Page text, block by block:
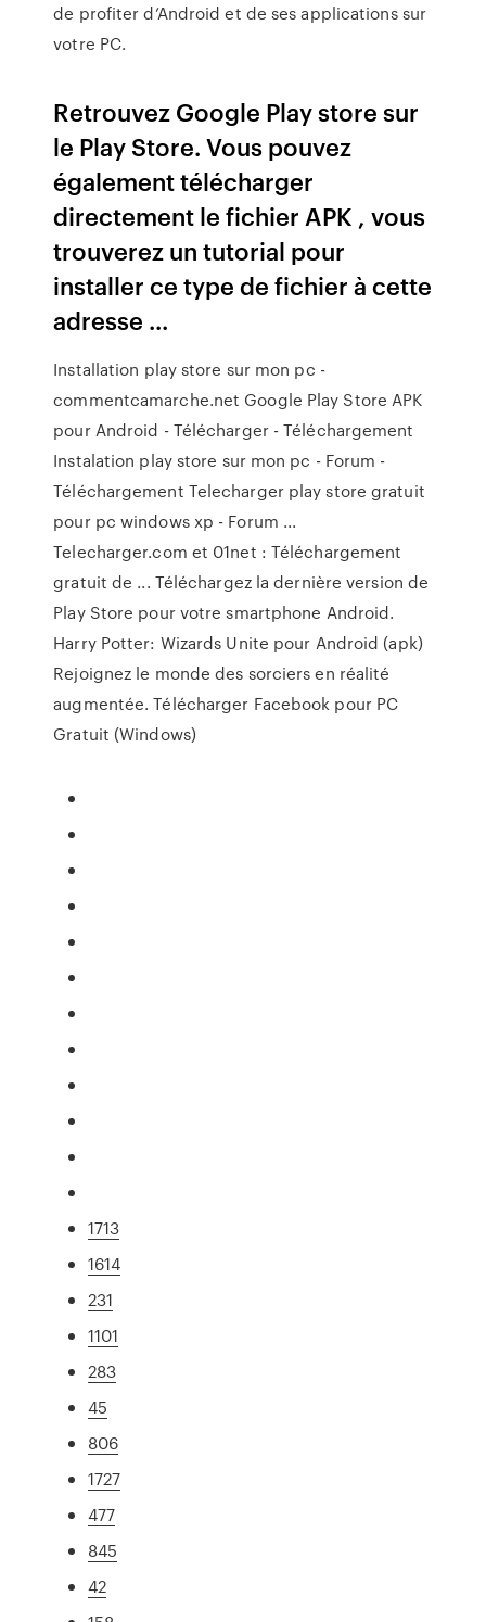
de profiter d’Android et de ses applications sur
votre PC.
Retrouvez Google Play store sur
le Play Store. Vous pouvez
également télécharger
directement le fichier APK , vous
trouverez un tutorial pour
installer ce type de fichier à cette
adresse ...
Installation play store sur mon pc -
commentcamarche.net Google Play Store APK
pour Android - Télécharger - Téléchargement
Instalation play store sur mon pc - Forum -
Téléchargement Telecharger play store gratuit
pour pc windows xp - Forum ...
Telecharger.com et 01net : Téléchargement
gratuit de ... Téléchargez la dernière version de
Play Store pour votre smartphone Android.
Harry Potter: Wizards Unite pour Android (apk)
Rejoignez le monde des sorciers en réalité
augmentée. Télécharger Facebook pour PC
Gratuit (Windows)
1713
1614
231
1101
283
45
806
1727
477
845
42